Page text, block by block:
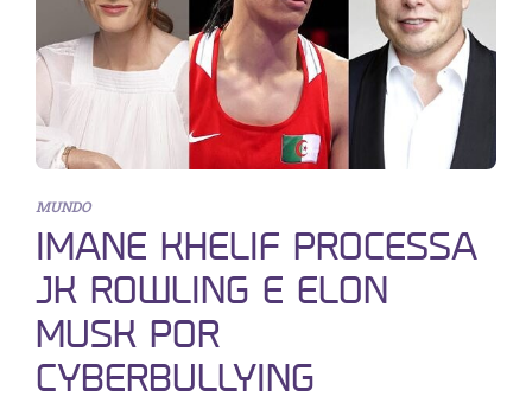
MUNDO
IMANE KHELIF PROCESSA
JK ROWLING E ELON
MUSK POR
CYBERBULLYING